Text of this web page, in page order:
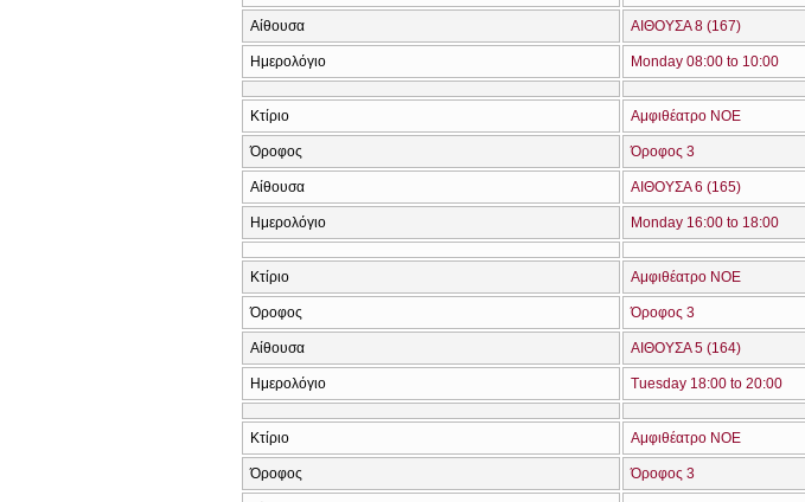
Αίθουσα ΑΙΘΟΥΣΑ 8 (167)
Ημερολόγιο Monday 08:00 to 10:00
Κτίριο Αμφιθέατρο ΝΟΕ
Όροφος Όροφος 3
Αίθουσα ΑΙΘΟΥΣΑ 6 (165)
Ημερολόγιο Monday 16:00 to 18:00
Κτίριο Αμφιθέατρο ΝΟΕ
Όροφος Όροφος 3
Αίθουσα ΑΙΘΟΥΣΑ 5 (164)
Ημερολόγιο Tuesday 18:00 to 20:00
Κτίριο Αμφιθέατρο ΝΟΕ
Όροφος Όροφος 3